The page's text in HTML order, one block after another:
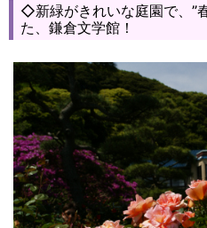
◇新緑がきれいな庭園で、”
た、鎌倉文学館！